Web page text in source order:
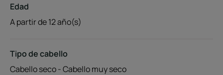
Edad
A partir de 12 año(s)
Tipo de cabello
Cabello seco - Cabello muy seco